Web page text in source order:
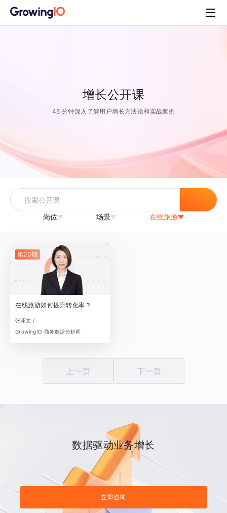
增长公开课
45 分钟深入了解用户增长方法论和实战案例
岗位 场景 在线旅游
第20期
在线旅游如何提升转化率？
张译文 /
GrowingIO 商务数据分析师
上一页 下一页
数据驱动业务增长
立即咨询